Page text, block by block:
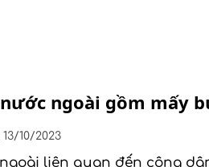
ngoài gồm mấy
10/2023
liên quan đến công